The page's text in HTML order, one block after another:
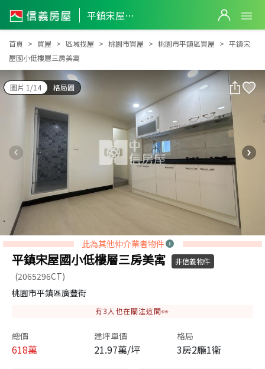
平鎮宋屋國小低樓層三房美寓
平鎮宋屋國小低樓層三房美寓
首頁 買屋 區域找屋 桃園市買屋 桃園市平鎮區買屋
平鎮宋
屋國小低樓層三房美寓
圖片 1/14 格局圖
此為其他仲介業者物件
平鎮宋屋國小低樓層三房美寓 非信義物件
(2065296CT)
桃園市平鎮區廣豐街
有3 人也在關注這間👀
總價
618萬
建坪單價
21.97萬/坪
格局
3房2廳1衛